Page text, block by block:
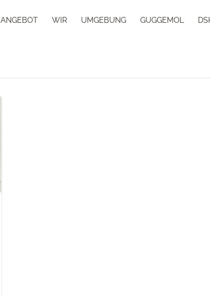
ANGEBOT WIR UMGEBUNG GUGGEMOL